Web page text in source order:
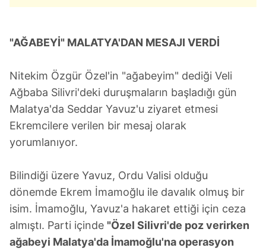
"AĞABEYİ" MALATYA'DAN MESAJI VERDİ
Nitekim Özgür Özel'in "ağabeyim" dediği Veli
Ağbaba Silivri'deki duruşmaların başladığı gün
Malatya'da Seddar Yavuz'u ziyaret etmesi
Ekremcilere verilen bir mesaj olarak
yorumlanıyor.
Bilindiği üzere Yavuz, Ordu Valisi olduğu
dönemde Ekrem İmamoğlu ile davalık olmuş bir
isim. İmamoğlu, Yavuz'a hakaret ettiği için ceza
almıştı. Parti içinde "Özel Silivri'de poz verirken
ağabeyi Malatya'da İmamoğlu'na operasyon